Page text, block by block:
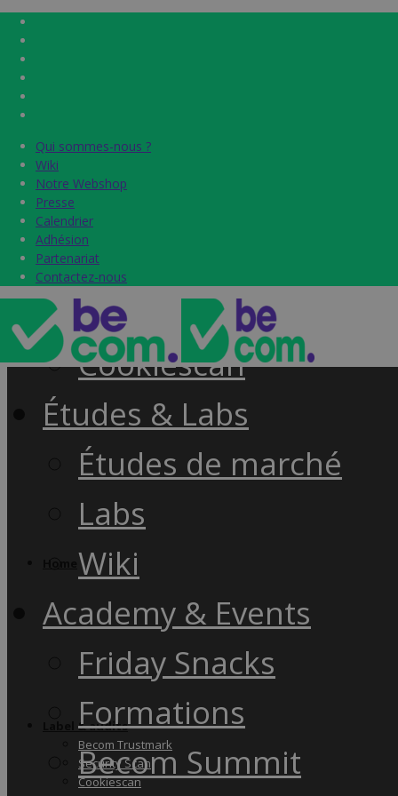
Qui sommes-nous ?
Wiki
Notre Webshop
Presse
Calendrier
Adhésion
Partenariat
Contactez-nous
Label & audits
Becom Trustmark
Security Scan
Cookiescan
Qui sommes-nous ?
Wiki
Notre Webshop
Presse
Calendrier
Adhésion
Partenariat
Contactez-nous
Home
Label & audits
Becom Trustmark
Security Scan
Cookiescan
Études & Labs
Études de marché
Labs
Wiki
Academy & Events
Friday Snacks
Formations
Becom Summit